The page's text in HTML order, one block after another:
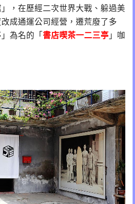
，在歷經二次世界大戰、躲過美
成通運公司經營，遷荒廢了多
為名的「 書店喫茶一二三亭 」咖